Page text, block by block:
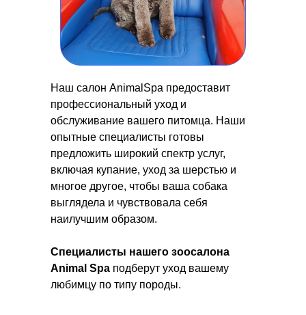
Наш салон AnimalSpa предоставит
профессиональный уход и
обслуживание вашего питомца. Наши
опытные специалисты готовы
предложить широкий спектр услуг,
включая купание, уход за шерстью и
многое другое, чтобы ваша собака
выглядела и чувствовала себя
наилучшим образом.
Специалисты нашего зоосалона
Animal Spa подберут уход вашему
любимцу по типу породы.